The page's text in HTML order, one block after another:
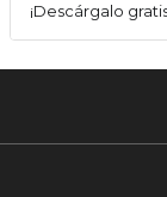
¡Descárgalo